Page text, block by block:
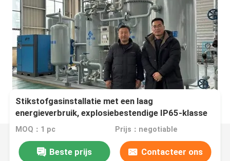
Stikstofgasinstallatie met een laag
energieverbruik, explosiebestendige IP65-klasse
MOQ：1 pc Prijs：negotiable
Beste prijs Contacteer ons